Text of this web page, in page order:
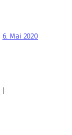
6. Mai 2020